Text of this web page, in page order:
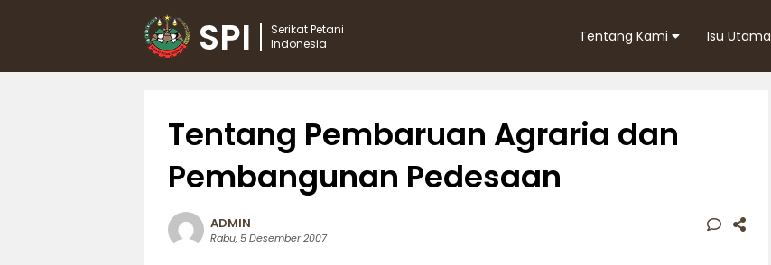
SPI
Serikat Petani
Indonesia
Tentang Kami Isu Utama
Tentang Pembaruan Agraria dan
Pembangunan Pedesaan
ADMIN
Rabu, 5 Desember 2007